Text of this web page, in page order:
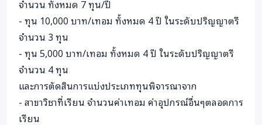
เครือข่าย และเรียนรู้การพัฒนาชุมชนอย่างยั่งยืน และพร้อมส่ง
ต่อโอกาสและกลับไปพัฒนาเปลี่ยนแปลงชุมชนของพวกเขา
ด้วยการสนับสนุนจากคุณ เราจะสามารถช่วยให้นักศึกษา
เหล่านี้เรียนจบ และเติบโตไปเป็นผู้นำที่สร้างการเปลี่ยนแปลง
เราต้องการคุณ!ในปี 2025 นี้ เราตั้งเป้าหมายระดมทุนเพื่อ
สนับสนุนทุนการศึกษาสำหรับนักศึกษาเพิ่มขึ้น และขอชวนทุก
จำนวน ทั้งหมด 7 ทุน/ปี
- ทุน 10,000 บาท/เทอม ทั้งหมด 4 ปี ในระดับปริญญาตรี
จำนวน 3 ทุน
- ทุน 5,000 บาท/เทอม ทั้งหมด 4 ปี ในระดับปริญญาตรี
จำนวน 4 ทุน
และการตัดสินการแบ่งประเภททุนพิจารณาจาก
- สาขาวิชาที่เรียน จำนวนค่าเทอม ค่าอุปกรณ์อื่นๆตลอดการ
เรียน